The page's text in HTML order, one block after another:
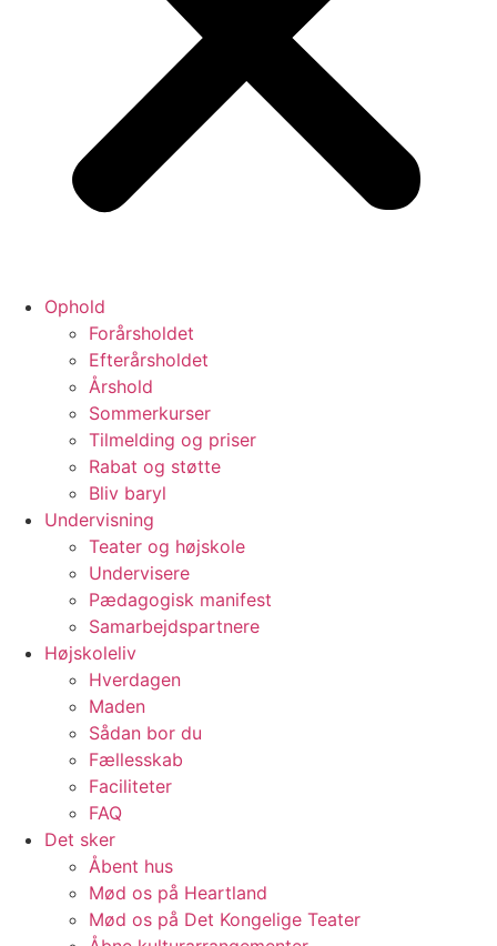
Ophold
Forårsholdet
Efterårsholdet
Årshold
Sommerkurser
Tilmelding og priser
Rabat og støtte
Bliv baryl
Undervisning
Teater og højskole
Undervisere
Pædagogisk manifest
Samarbejdspartnere
Højskoleliv
Hverdagen
Maden
Sådan bor du
Fællesskab
Faciliteter
FAQ
Det sker
Åbent hus
Mød os på Heartland
Mød os på Det Kongelige Teater